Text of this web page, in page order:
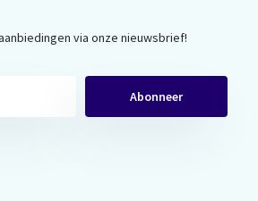
via onze nieuwsbrief!
Abonneer